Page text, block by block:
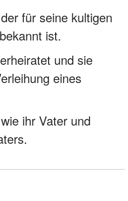
für seine kultigen
ist.
und sie
eines
ihr Vater und